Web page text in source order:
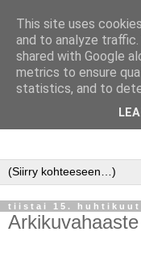
tiistai 15.
This site uses
and to analyze traffic.
shared with Google
metrics to ensure
statistics, and to